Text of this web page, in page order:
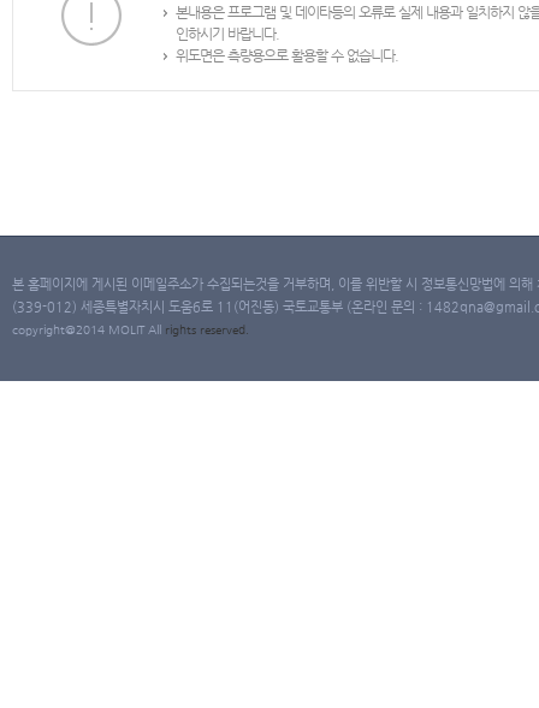
본내용은 프로그램 및 데이타등의 오류로 실제 내용과 일치하지
인하시기 바랍니다.
위도면은 측량용으로 활용할 수 없습니다.
본 홈페이지에 게시된 이메일주소가 수집되는것을 거부하며, 이를 위반할 시 정보통신망법에 의
(339-012) 세종특별자치시 도움6로 11(어진동) 국토교통부 (온라인 문의 :
copyright@2014 MOLIT All rights reserved.